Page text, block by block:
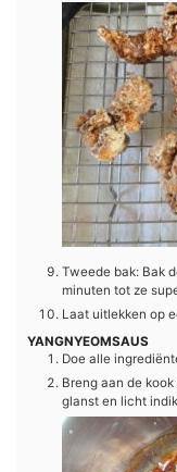
Tweede bak: Bak
minuten tot ze
Laat uitlekken op
YANGNYEOMSAUS
Doe alle
Breng aan de
glanst en licht